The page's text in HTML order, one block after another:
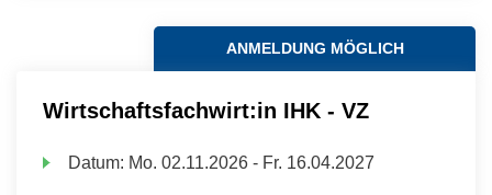
ANMELDUNG MÖGLICH
Wirtschaftsfachwirt:in IHK - VZ
Datum: Mo. 02.11.2026 - Fr. 16.04.2027